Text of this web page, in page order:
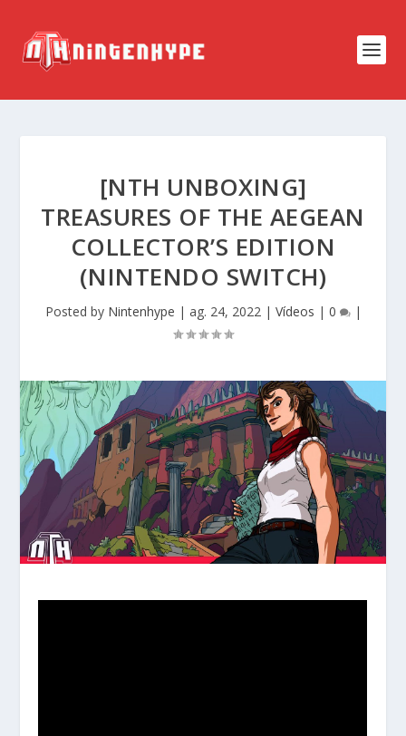
[NTH UNBOXING]
TREASURES OF THE AEGEAN
COLLECTOR’S EDITION
(NINTENDO SWITCH)
Posted by Nintenhype | ag. 24, 2022| Vídeos | 0 |